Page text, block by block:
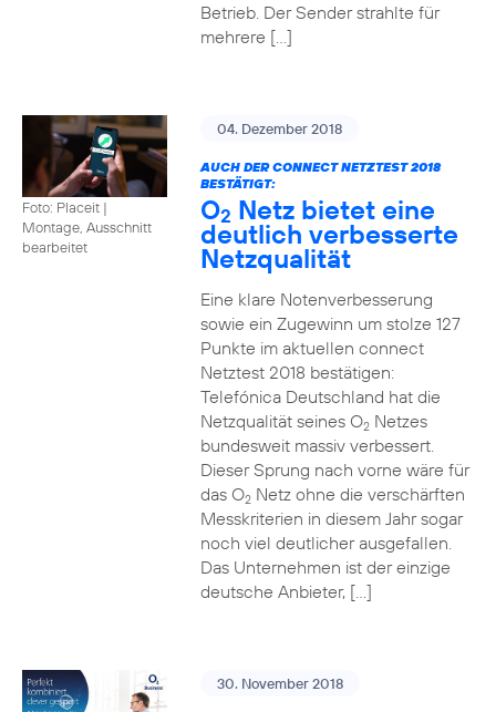
Betrieb. Der Sender strahlte für
mehrere […]
Foto: Placeit |
Montage, Ausschnitt
bearbeitet
04. Dezember 2018
AUCH DER CONNECT NETZTEST 2018
BESTÄTIGT:
O2 Netz bietet eine
deutlich verbesserte
Netzqualität
Eine klare Notenverbesserung
sowie ein Zugewinn um stolze 127
Punkte im aktuellen connect
Netztest 2018 bestätigen:
Telefónica Deutschland hat die
Netzqualität seines O2Netzes
bundesweit massiv verbessert.
Dieser Sprung nach vorne wäre für
das O2Netz ohne die verschärften
Messkriterien in diesem Jahr sogar
noch viel deutlicher ausgefallen.
Das Unternehmen ist der einzige
deutsche Anbieter, […]
30. November 2018